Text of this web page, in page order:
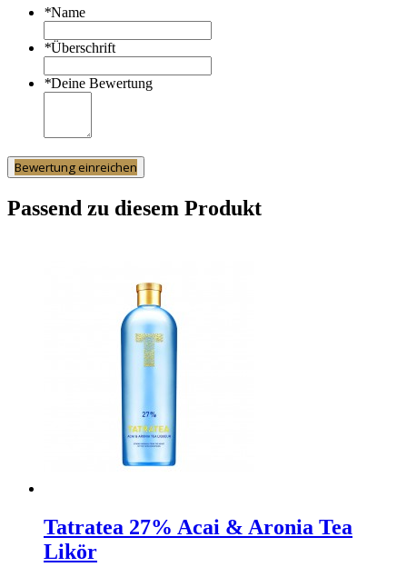
*Name
*Überschrift
*Deine Bewertung
Bewertung einreichen
Passend zu diesem Produkt
Tatratea 27% Acai & Aronia Tea
Likör